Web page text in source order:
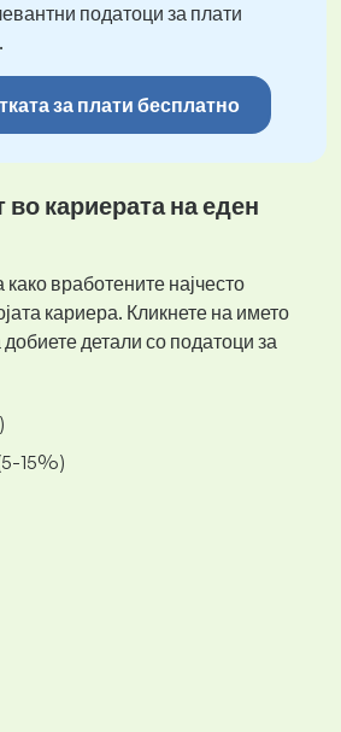
податоци за плати
за плати бесплатно
во кариерата на еден
вработените најчесто
кариера. Кликнете на името
добиете детали со податоци за
15%)